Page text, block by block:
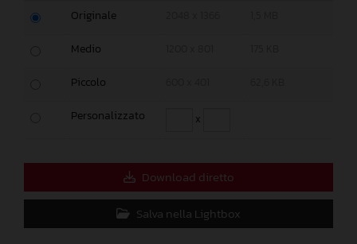
Originale
Medio
Piccolo
Personalizzato x
Download diretto
Salva nella Lightbox